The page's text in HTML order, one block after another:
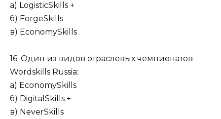
а) LogisticSkills +
б) ForgeSkills
в) EconomySkills
16. Один из видов отраслевых чемпионатов
Wordskills Russia:
а) EconomySkills
б) DigitalSkills +
в) NeverSkills